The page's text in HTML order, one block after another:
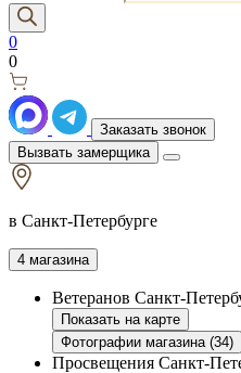
0
0
Заказать звонок
Вызвать замерщика
в Санкт-Петербурге
4 магазина
Ветеранов Санкт-
Показать на карте
Фотографии магазина (34)
Просвещения Санкт-